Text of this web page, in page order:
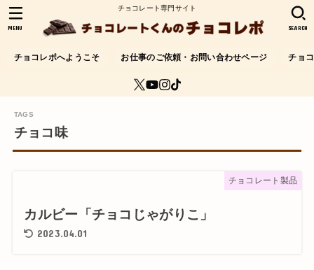
チョコレート専門サイト
チョコレポへようこそ お仕事のご依頼・お問い合わせページ チョ
SEARCH
MENU
チョコ味
チョコレート製品
カルビー「チョコじゃがりこ」
2023.04.01